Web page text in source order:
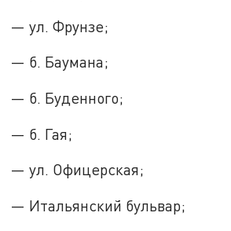
— ул. Фрунзе;
— б. Баумана;
— б. Буденного;
— б. Гая;
— ул. Офицерская;
— Итальянский бульвар;